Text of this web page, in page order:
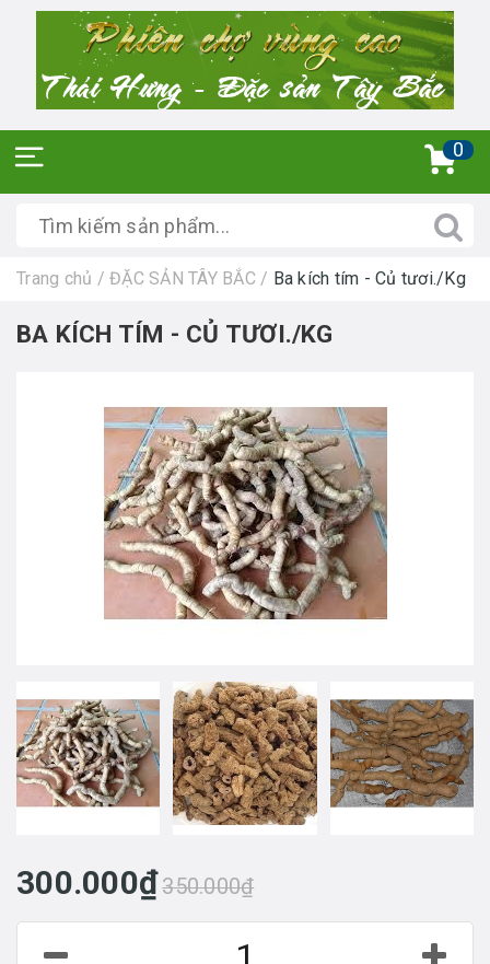
0
Trang chủ / ĐẶC SẢN TÂY BẮC / Ba kích tím - Củ tươi./Kg
BA KÍCH TÍM - CỦ TƯƠI./KG
300.000₫350.000₫